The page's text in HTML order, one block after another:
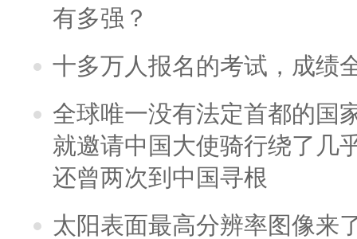
有多强？
十多万人报名的考试，成绩
全球唯一没有法定首都的国
就邀请中国大使骑行绕了几
还曾两次到中国寻根
太阳表面最高分辨率图像来